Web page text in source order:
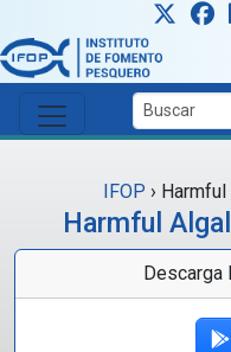
Skip to main content
IFOP ›
Harmful
Descarga